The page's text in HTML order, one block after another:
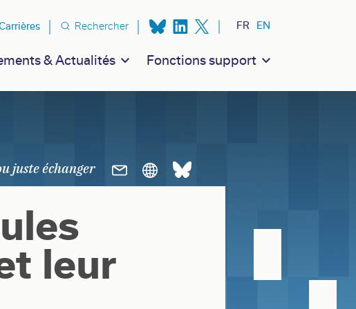
& Actualités Fonctions support
secondaire
Rechercher FR EN
leur